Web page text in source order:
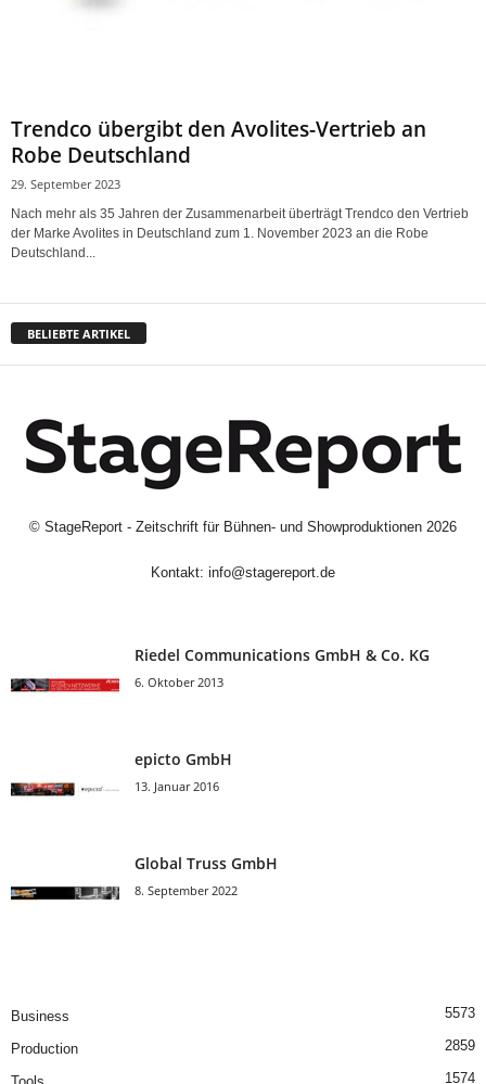
Trendco übergibt den Avolites-Vertrieb an
Robe Deutschland
29. September 2023
Nach mehr als 35 Jahren der Zusammenarbeit überträgt Trendco den Vertrieb
der Marke Avolites in Deutschland zum 1. November 2023 an die Robe
Deutschland...
BELIEBTE ARTIKEL
© StageReport - Zeitschrift für Bühnen- und Showproduktionen 2026
Kontakt: info@stagereport.de
Riedel Communica­tions GmbH & Co. KG
6. Oktober 2013
epicto GmbH
13. Januar 2016
Global Truss GmbH
8. September 2022
Business 5573
Production 2859
1574